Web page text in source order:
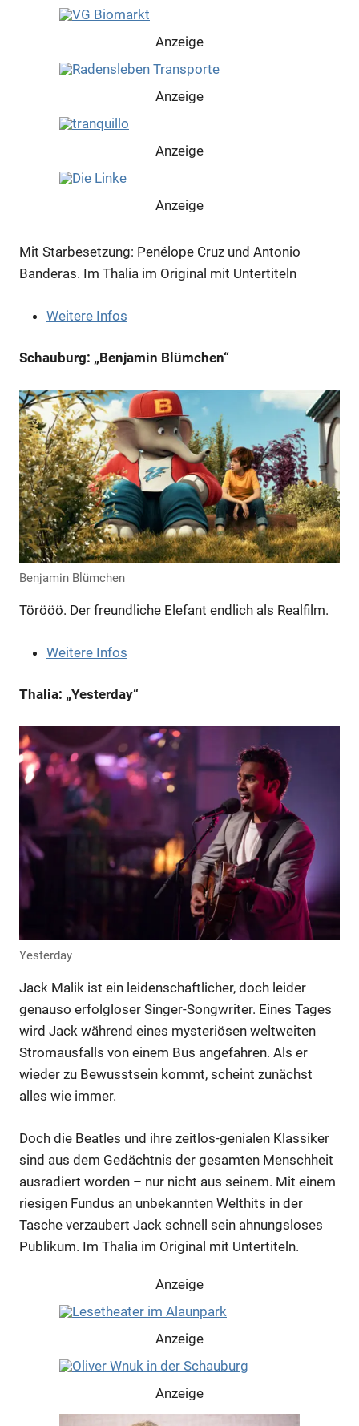
Anzeige
Anzeige
Anzeige
Anzeige
Anzeige
Anzeige
Anzeige
Anzeige
Anzeige
Anzeige
Anzeige
Anzeige
Mit Starbesetzung: Penélope Cruz und Antonio
Banderas. Im Thalia im Original mit Untertiteln
Weitere Infos
Schauburg: „Benjamin Blümchen“
Benjamin Blümchen
Törööö. Der freundliche Elefant endlich als Realfilm.
Weitere Infos
Thalia: „Yesterday“
Yesterday
Jack Malik ist ein leidenschaftlicher, doch leider
genauso erfolgloser Singer-Songwriter. Eines Tages
wird Jack während eines mysteriösen weltweiten
Stromausfalls von einem Bus angefahren. Als er
wieder zu Bewusstsein kommt, scheint zunächst
alles wie immer.
Doch die Beatles und ihre zeitlos-genialen Klassiker
sind aus dem Gedächtnis der gesamten Menschheit
ausradiert worden – nur nicht aus seinem. Mit einem
riesigen Fundus an unbekannten Welthits in der
Tasche verzaubert Jack schnell sein ahnungsloses
Publikum. Im Thalia im Original mit Untertiteln.
Anzeige
Anzeige
Anzeige